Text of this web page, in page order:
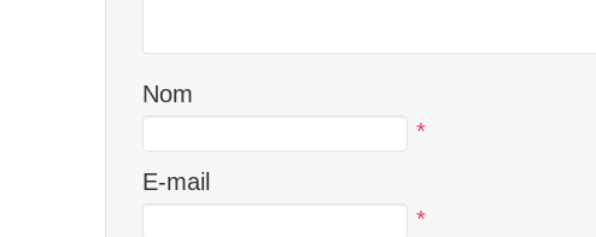
Nom
*
E-mail
*